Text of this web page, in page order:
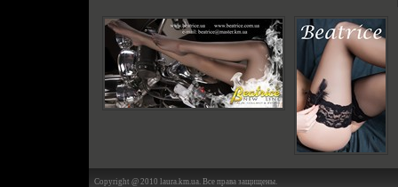
Copyright @ 2010 laura.km.ua. Все права защищены.